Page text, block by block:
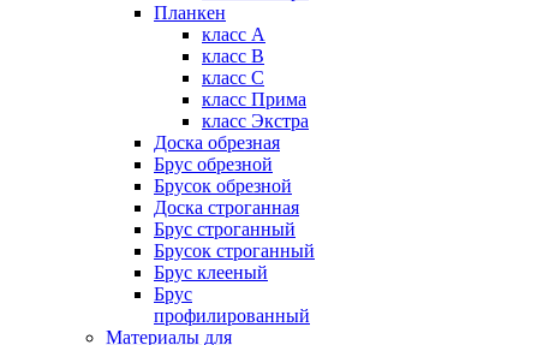
Планкен
класс А
класс B
класс C
класс Прима
класс Экстра
Доска обрезная
Брус обрезной
Брусок обрезной
Доска строганная
Брус строганный
Брусок строганный
Брус клееный
Брус
профилированный
Материалы для